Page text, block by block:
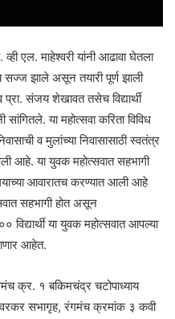
एल. माहेश्वरी यांनी आढावा घेतला
सज्ज झाले असून तयारी पूर्ण झाली
संजय शेखावत तसेच विद्यार्थी
या महोत्सवा करिता विविध
व मुलांच्या निवासासाठी स्वतंत्र
आहे. या युवक महोत्सवात सहभागी
आवारातच करण्यात आली आहे
सहभागी होत असून
विद्यार्थी या युवक महोत्सवात आपल्या
आहेत.
क्र. १ बकिमचंद्र चटोपाध्याय
सभागृह, रंगमंच क्रमांक ३ कवी